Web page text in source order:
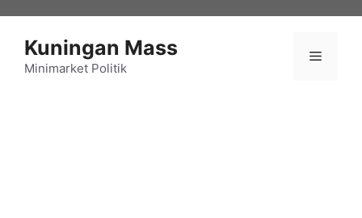
Kuningan Mass
Minimarket Politik
Menu